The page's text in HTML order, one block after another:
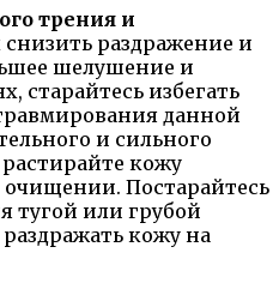
трения и
раздражение и
шелушение и
старайтесь избегать
данной
и сильного
кожу
Постарайтесь
тугой или грубой
кожу на